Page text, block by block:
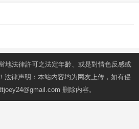
地法律許可之法定年齡、或是對情色反感或
法律声明：本站内容均为网友上传，如有侵
删除内容。